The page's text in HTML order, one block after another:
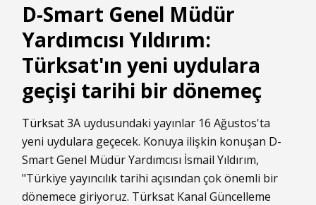
D-Smart Genel Müdür
Yardımcısı Yıldırım:
Türksat'ın yeni uydulara
geçişi tarihi bir dönemeç
Türksat3A uydusundaki yayınlar 16 Ağustos'ta
yeni uydulara geçecek. Konuya ilişkin konuşan D-
Smart Genel Müdür Yardımcısı İsmail Yıldırım,
"Türkiye yayıncılık tarihi açısından çok önemli bir
dönemece giriyoruz. Türksat Kanal Güncelleme